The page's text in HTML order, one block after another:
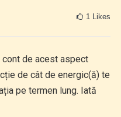
1 Likes
de acest aspect
de cât de energic(ă) te
pe termen lung. Iată